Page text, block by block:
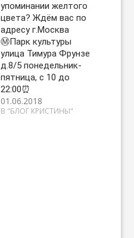
упоминании желтого
цвета? Ждём вас по
адресу г.Москва
Ⓜ️Парк культуры
улица Тимура Фрунзе
д.8/5 понедельник-
пятница, с 10 до
22:00⏰
01.06.2018
В "БЛОГ КРИСТИНЫ"